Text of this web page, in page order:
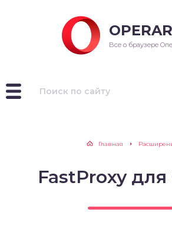
Все о браузере
Главная
FastProxy для
для Windows
для Linux